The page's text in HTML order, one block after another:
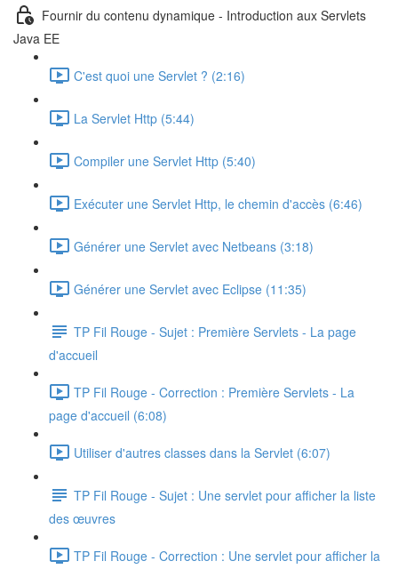
Fournir du contenu dynamique - Introduction aux Servlets
Java EE
C'est quoi une Servlet ? (2:16)
La Servlet Http (5:44)
Compiler une Servlet Http (5:40)
Exécuter une Servlet Http, le chemin d'accès (6:46)
Générer une Servlet avec Netbeans (3:18)
Générer une Servlet avec Eclipse (11:35)
TP Fil Rouge - Sujet : Première Servlets - La page
d'accueil
TP Fil Rouge - Correction : Première Servlets - La
page d'accueil (6:08)
Utiliser d'autres classes dans la Servlet (6:07)
TP Fil Rouge - Sujet : Une servlet pour afficher la liste
des œuvres
TP Fil Rouge - Correction : Une servlet pour afficher la